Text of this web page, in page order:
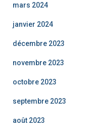
mars 2024
janvier 2024
décembre 2023
novembre 2023
octobre 2023
septembre 2023
août 2023